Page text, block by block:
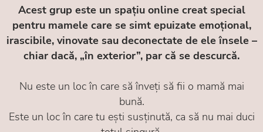
Acest grup este un spațiu online creat special
pentru mamele care se simt epuizate emoțional,
irascibile, vinovate sau deconectate de ele însele –
chiar dacă, „în exterior”, par că se descurcă.
Nu este un loc în care să înveți să fii o mamă mai
bună.
Este un loc în care tu ești susținută, ca să nu mai duci